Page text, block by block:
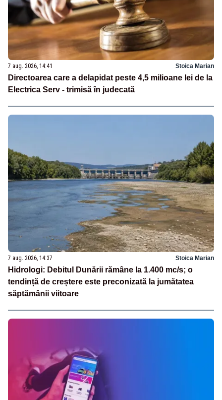
7 aug. 2026, 14:41 Stoica Marian
Directoarea care a delapidat peste 4,5 milioane lei de la
Electrica Serv - trimisă în judecată
7 aug. 2026, 14:37 Stoica Marian
Hidrologi: Debitul Dunării rămâne la 1.400 mc/s; o
tendință de creștere este preconizată la jumătatea
săptămânii viitoare